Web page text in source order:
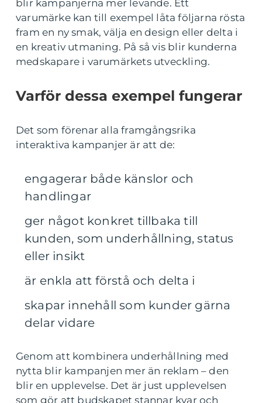
blir kampanjerna mer levande. Ett
varumärke kan till exempel låta följarna rösta
fram en ny smak, välja en design eller delta i
en kreativ utmaning. På så vis blir kunderna
medskapare i varumärkets utveckling.
Varför dessa exempel fungerar
Det som förenar alla framgångsrika
interaktiva kampanjer är att de:
engagerar både känslor och
handlingar
ger något konkret tillbaka till
kunden, som underhållning, status
eller insikt
är enkla att förstå och delta i
skapar innehåll som kunder gärna
delar vidare
Genom att kombinera underhållning med
nytta blir kampanjen mer än reklam – den
blir en upplevelse. Det är just upplevelsen
som gör att budskapet stannar kvar och